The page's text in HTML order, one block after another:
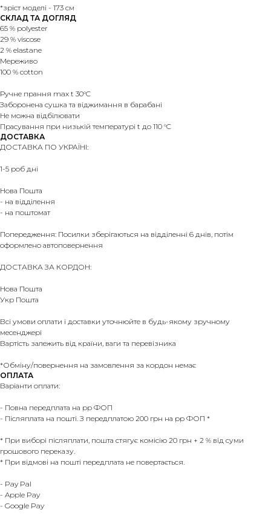
*зріст моделі - 173 см
СКЛАД ТА ДОГЛЯД
65 % polyester
29 % viscose
2 % elastane
Мереживо
100 % cotton
Ручне прання max t 30°C
Заборонена сушка та віджимання в барабані
Не можна відбілювати
Прасування при низькій температурі t до 110 °C
ДОСТАВКА
ДОСТАВКА ПО УКРАЇНІ:
1-5 роб дні
Нова Пошта
- на відділення
- на поштомат
Попередження: Посилки зберігаються на відділенні 6 днів, потім
оформлено автоповернення
ДОСТАВКА ЗА КОРДОН:
Нова Пошта
Укр Пошта
Всі умови оплати і доставки уточнюйте в будь-якому зручному
месенджері
Вартість залежить від країни, ваги та перевізника
*Обміну/повернення на замовлення за кордон немає
ОПЛАТА
Варіанти оплати:
- Повна передплата на рр ФОП
- Післяплата на пошті. З передплатою 200 грн на рр ФОП *
* При виборі післяплати, пошта стягує комісію 20 грн + 2 % від суми
грошового переказу.
* При відмові на пошті передплата не повертається.
- Pay Pal
- Apple Pay
- Google Pay